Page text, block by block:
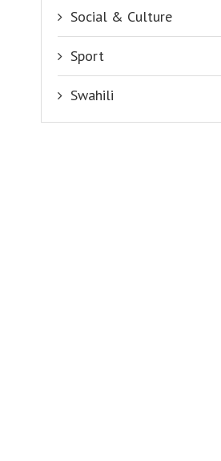
Social & Culture
Sport
Swahili